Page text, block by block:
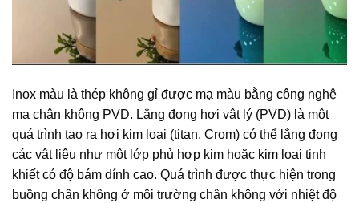
Inox màu là thép không gỉ được mạ màu bằng công nghệ
mạ chân không PVD. Lắng đọng hơi vật lý (PVD) là một
quá trình tạo ra hơi kim loại (titan, Crom) có thể lắng đọng
các vật liệu như một lớp phủ hợp kim hoặc kim loại tinh
khiết có độ bám dính cao. Quá trình được thực hiện trong
buồng chân không ở môi trường chân không với nhiệt độ